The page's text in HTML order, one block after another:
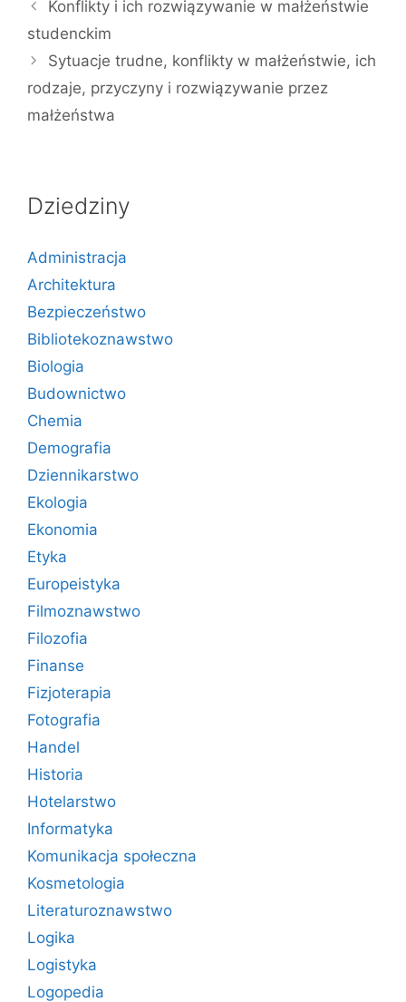
Konflikty i ich rozwiązywanie w małżeństwie
studenckim
Sytuacje trudne, konflikty w małżeństwie, ich
rodzaje, przyczyny i rozwiązywanie przez
małżeństwa
Dziedziny
Administracja
Architektura
Bezpieczeństwo
Bibliotekoznawstwo
Biologia
Budownictwo
Chemia
Demografia
Dziennikarstwo
Ekologia
Ekonomia
Etyka
Europeistyka
Filmoznawstwo
Filozofia
Finanse
Fizjoterapia
Fotografia
Handel
Historia
Hotelarstwo
Informatyka
Komunikacja społeczna
Kosmetologia
Literaturoznawstwo
Logika
Logistyka
Logopedia